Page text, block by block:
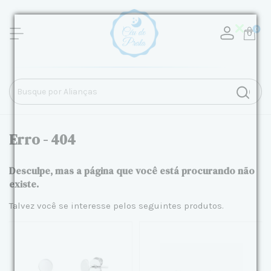
0
Erro - 404
Desculpe, mas a página que você está procurando não
existe.
Talvez você se interesse pelos seguintes produtos.